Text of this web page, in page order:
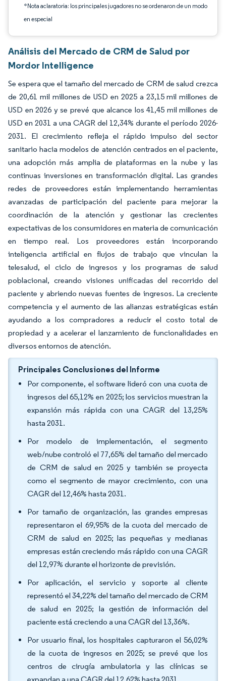
*Nota aclaratoria: los principales jugadores no se ordenaron de un modo
en especial
Análisis del Mercado de CRM de Salud por
Mordor Intelligence
Se espera que el tamaño del mercado de CRM de salud crezca
de 20,61 mil millones de USD en 2025 a 23,15 mil millones de
USD en 2026 y se prevé que alcance los 41,45 mil millones de
USD en 2031 a una CAGR del 12,34% durante el período 2026-
2031. El crecimiento refleja el rápido impulso del sector
sanitario hacia modelos de atención centrados en el paciente,
una adopción más amplia de plataformas en la nube y las
continuas inversiones en transformación digital. Las grandes
redes de proveedores están implementando herramientas
avanzadas de participación del paciente para mejorar la
coordinación de la atención y gestionar las crecientes
expectativas de los consumidores en materia de comunicación
en tiempo real. Los proveedores están incorporando
inteligencia artificial en flujos de trabajo que vinculan la
telesalud, el ciclo de ingresos y los programas de salud
poblacional, creando visiones unificadas del recorrido del
paciente y abriendo nuevas fuentes de ingresos. La creciente
competencia y el aumento de las alianzas estratégicas están
ayudando a los compradores a reducir el costo total de
propiedad y a acelerar el lanzamiento de funcionalidades en
diversos entornos de atención.
Principales Conclusiones del Informe
Por componente, el software lideró con una cuota de
ingresos del 65,12% en 2025; los servicios muestran la
expansión más rápida con una CAGR del 13,25%
hasta 2031.
Por modelo de implementación, el segmento
web/nube controló el 77,65% del tamaño del mercado
de CRM de salud en 2025 y también se proyecta
como el segmento de mayor crecimiento, con una
CAGR del 12,46% hasta 2031.
Por tamaño de organización, las grandes empresas
representaron el 69,95% de la cuota del mercado de
CRM de salud en 2025; las pequeñas y medianas
empresas están creciendo más rápido con una CAGR
del 12,97% durante el horizonte de previsión.
Por aplicación, el servicio y soporte al cliente
representó el 34,22% del tamaño del mercado de CRM
de salud en 2025; la gestión de información del
paciente está creciendo a una CAGR del 13,36%.
Por usuario final, los hospitales capturaron el 56,02%
de la cuota de ingresos en 2025; se prevé que los
centros de cirugía ambulatoria y las clínicas se